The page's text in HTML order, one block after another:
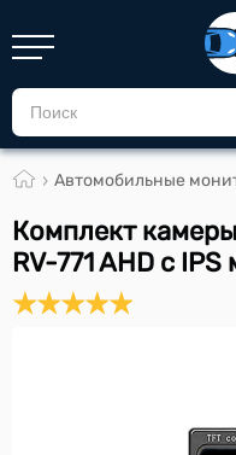
Автомобильные
Комплект
RV-771 AHD с